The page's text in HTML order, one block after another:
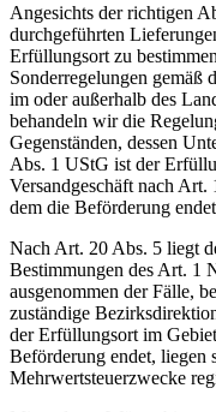
Angesichts der richtigen
durchgeführten
Erfüllungsort zu
Sonderregelungen gemäß
im oder außerhalb des
behandeln wir die
Gegenständen, dessen
Abs. 1 UStG ist der
Versandgeschäft nach Art.
dem die Beförderung
Nach Art. 20 Abs. 5 liegt
Bestimmungen des Art. 1
ausgenommen der Fälle,
zuständige
der Erfüllungsort im
Beförderung endet, liegen
Mehrwertsteuerzwecke